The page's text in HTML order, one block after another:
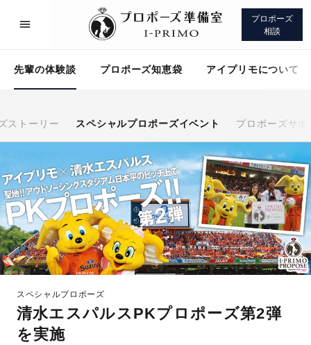
プロポーズ
相談
先輩の体験談 プロポーズ知恵袋 アイプリモについて
ストーリー スペシャルプロポーズイベント プロポーズサポ
スペシャルプロポーズ
清水エスパルスPKプロポーズ第2弾
を実施
プロポーズサポート 先輩の体験談
プロポーズ知恵袋 アイプリモについて
プロポーズサポート